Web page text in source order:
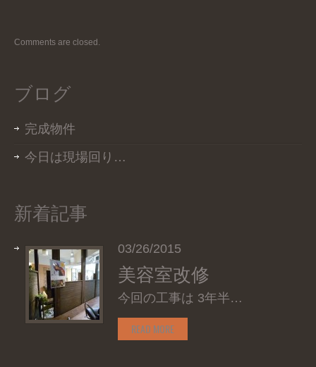
Comments are closed.
ブログ
完成物件
今日は現場回り…
新着記事
03/26/2015
美容室改修
今回の工事は 3年半…
READ MORE